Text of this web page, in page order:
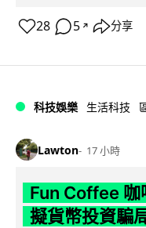
28 5 ↗ 分享
科技娛樂 生活科技
Lawton 17 小時
Fun Coffee 咖
擬貨幣投資騙